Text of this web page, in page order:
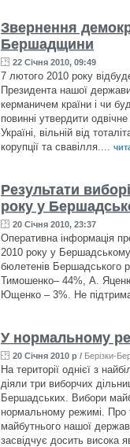
Звернення
Бершадщини
22 Січня 2010, 09:49
7 лютого 2010 року
Президента нашої
керманичем країни і чи
повинні утвердити
Україні, вільній від
корупції та свавілля....
Результати
року у
20 Січня 2010, 23:37
Оперативна інформація
2010 року у
бюлетенів Бершадського
Тимошенко– 44%, А.
Ющенко – 3%. Не
У нормальному
20 Січня 2010 р / Берізки-
На території однієї з
діяли три виборчих
Бершадських. Вибори
нормальному режимі.
майбутнього нашої
засвідчує досить висока